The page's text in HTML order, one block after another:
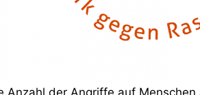
Anzahl der Angriffe auf